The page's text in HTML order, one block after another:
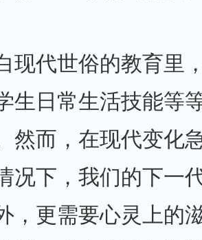
现代世俗的教育里
生日常生活技能等
然而，在现代变化
况下，我们的下一
，更需要心灵上的